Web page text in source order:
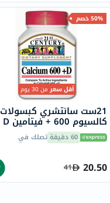
50% خصم
أقل سعرمن 30 يوم
21ست سانتشري كبسولات
كالسيوم 600 + فيتامين D
لصحة العظام، حزمة من 75
60 دقيقة تصلك في
20.50
41